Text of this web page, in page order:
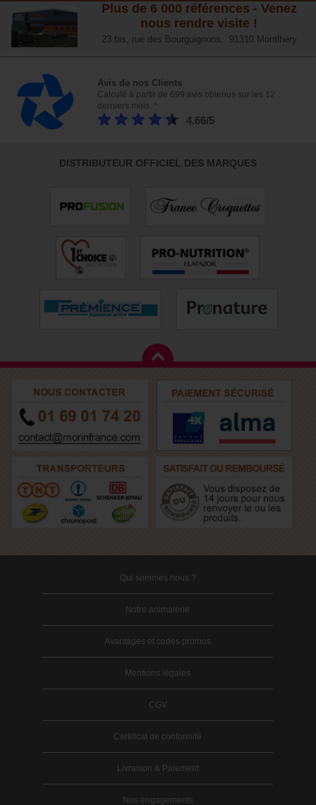
Plus de 6 000 références - Venez
nous rendre visite !
23 bis, rue des Bourguignons, 91310 Montlhéry
Avis de nos Clients
Calculé à partir de 699 avis obtenus sur les 12
derniers mois. *
4.66/5
DISTRIBUTEUR OFFICIEL DES MARQUES
Qui sommes nous ?
Notre animalerie
Avantages et codes promos
Mentions légales
CGV
Certificat de conformité
Livraison & Paiement
Nos engagements